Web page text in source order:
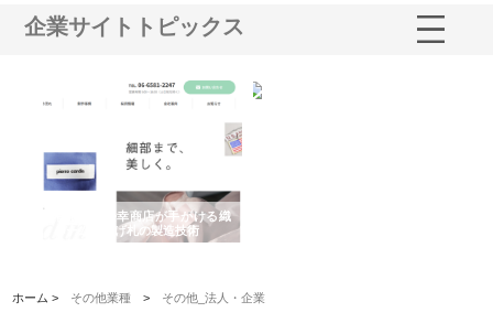
企業サイトトピックス
有限会社松幸商店が手がける織
ネームと下げ札の製造技術
ホーム > その他業種 > その他_法人・企業